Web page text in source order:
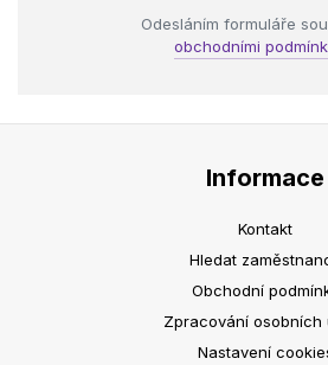
Odesláním formuláře
obchodními
Informace
Kontakt
Hledat
Obchodní
Zpracování osobních
Nastavení